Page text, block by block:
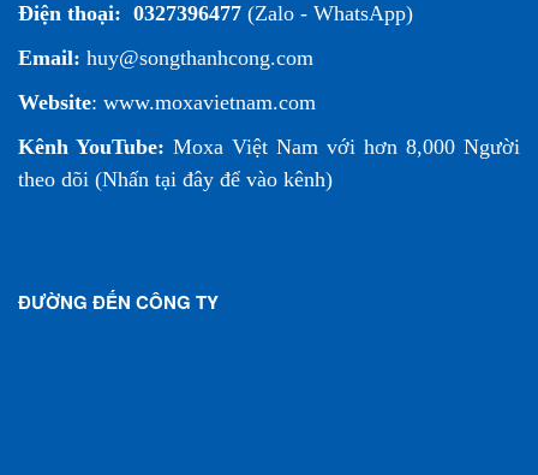
Điện thoại: 0327396477 (Zalo - WhatsApp)
Email: huy@songthanhcong.com
Website: www.moxavietnam.com
Kênh YouTube: Moxa Việt Nam với hơn 8,000 Người
theo dõi (Nhấn tại đây để vào kênh)
ĐƯỜNG ĐẾN CÔNG TY